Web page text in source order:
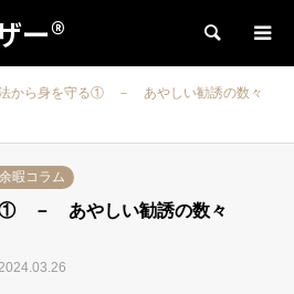
ー® 検索
から身を守る① － あやしい勧誘の数々
暇コラム
① － あやしい勧誘の数々